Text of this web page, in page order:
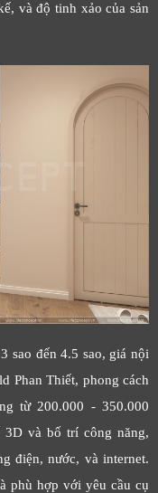
và độ tinh xảo của sản
sao đến 4.5 sao, giá nội
Phan Thiết, phong cách
từ 200.000 - 350.000
và bố trí công năng,
điện, nước, và internet.
phù hợp với yêu cầu cụ